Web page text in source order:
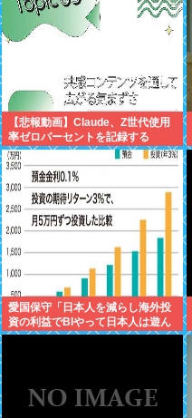
【悲報動画】Claude、Z世代使用
率ゼロパーセントを記録する
愛国保守「日本人を減らし海外投
資の利益でBIやって日本人は遊ん
で暮らすべき。移民は不要」